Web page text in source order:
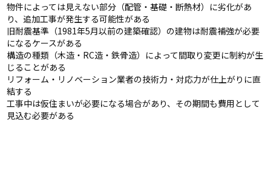
物件によっては見えない部分（配管・基礎・断熱材）に劣化があ
り、追加工事が発生する可能性がある
旧耐震基準（1981年5月以前の建築確認）の建物は耐震補強が必要
になるケースがある
構造の種類（木造・RC造・鉄骨造）によって間取り変更に制約が生
じることがある
リフォーム・リノベーション業者の技術力・対応力が仕上がりに直
結する
工事中は仮住まいが必要になる場合があり、その期間も費用として
見込む必要がある